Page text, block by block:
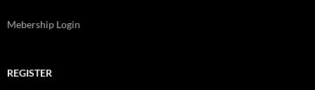
Mebership Login
REGISTER